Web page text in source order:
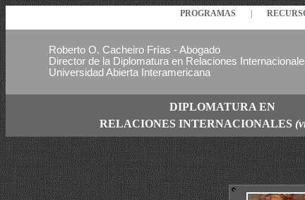
PROGRAMAS
Roberto O. Cacheiro Frías - Abogado
Director de la Diplomatura en Relaciones
Universidad Abierta Interamericana
DIPLOMATURA EN
RELACIONES INTERNACIONALES